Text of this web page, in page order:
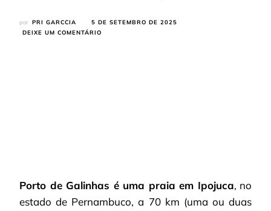
por PRI GARCCIA
5 DE SETEMBRO DE 2025
DEIXE UM COMENTÁRIO
Porto de Galinhas é uma praia em Ipojuca, no
estado de Pernambuco, a 70 km (uma ou duas